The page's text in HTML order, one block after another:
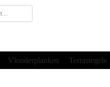
Vlonderplanken Terrastegels